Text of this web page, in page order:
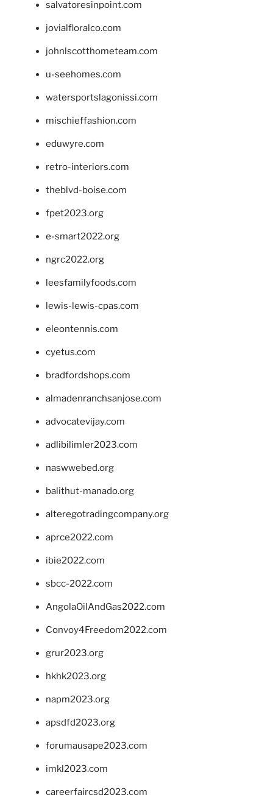
salvatoresinpoint.com
jovialfloralco.com
johnlscotthometeam.com
u-seehomes.com
watersportslagonissi.com
mischieffashion.com
eduwyre.com
retro-interiors.com
theblvd-boise.com
fpet2023.org
e-smart2022.org
ngrc2022.org
leesfamilyfoods.com
lewis-lewis-cpas.com
eleontennis.com
cyetus.com
bradfordshops.com
almadenranchsanjose.com
advocatevijay.com
adlibilimler2023.com
naswwebed.org
balithut-manado.org
alteregotradingcompany.org
aprce2022.com
ibie2022.com
sbcc-2022.com
AngolaOilAndGas2022.com
Convoy4Freedom2022.com
grur2023.org
hkhk2023.org
napm2023.org
apsdfd2023.org
forumausape2023.com
imkl2023.com
careerfaircsd2023.com